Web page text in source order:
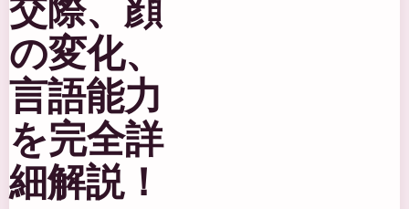
の変化、
言語能力
を完全詳
細解説！